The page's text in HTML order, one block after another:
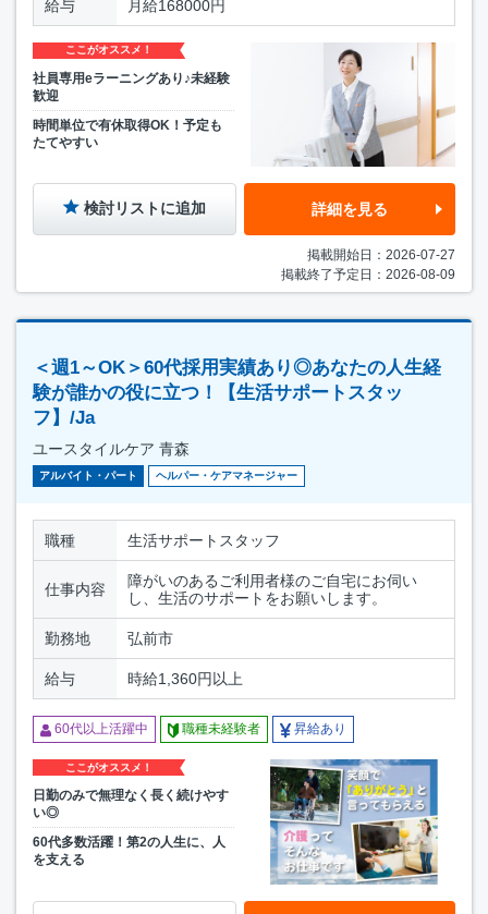
給与 月給168000円
ここがオススメ！
社員専用eラーニングあり♪未経験
歓迎
時間単位で有休取得OK！予定も
たてやすい
検討リストに追加 詳細を見る
掲載開始日：2026-07-27
掲載終了予定日：2026-08-09
＜週1～OK＞60代採用実績あり◎あなたの人生経
験が誰かの役に立つ！【生活サポートスタッ
フ】/Ja
ユースタイルケア 青森
アルバイト・パート ヘルパー・ケアマネージャー
職種 生活サポートスタッフ
仕事内容
障がいのあるご利用者様のご自宅にお伺い
し、生活のサポートをお願いします。
勤務地 弘前市
給与 時給1,360円以上
60代以上活躍中 職種未経験者 昇給あり
ここがオススメ！
日勤のみで無理なく長く続けやす
い◎
60代多数活躍！第2の人生に、人
を支える